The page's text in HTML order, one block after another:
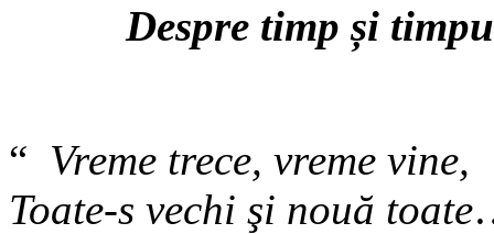
Despre timpși
“ Vreme trece, vreme vine,
Toate-s vechi şi nouă toate